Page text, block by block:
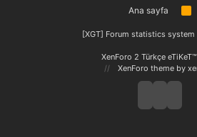
Ana sayfa
R
[XGT] Forum statistics system
XenForo 2 Türkçe
XenForo theme by